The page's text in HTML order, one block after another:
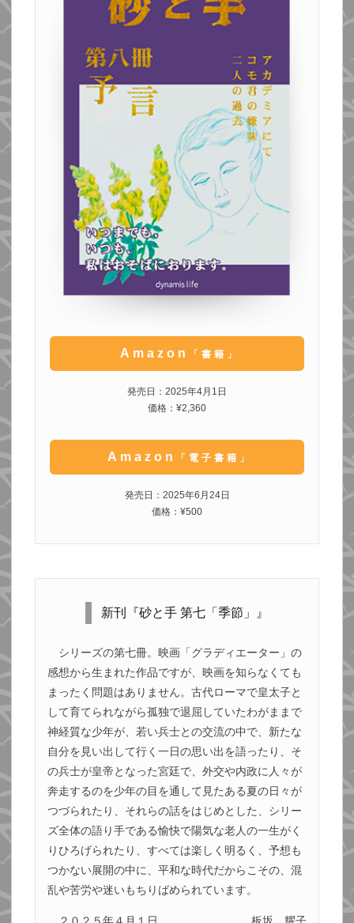
Amazon 「書籍」
発売日：2025年4月1日
価格：¥2,360
Amazon 「電子書籍」
発売日：2025年6月24日
価格：¥500
新刊『砂と手 第七「季節」』
シリーズの第七冊。映画「グラディエーター」の
感想から生まれた作品ですが、映画を知らなくても
まったく問題はありません。古代ローマで皇太子と
して育てられながら孤独で退屈していたわがままで
神経質な少年が、若い兵士との交流の中で、新たな
自分を見い出して行く一日の思い出を語ったり、そ
の兵士が皇帝となった宮廷で、外交や内政に人々が
奔走するのを少年の目を通して見たある夏の日々が
つづられたり、それらの話をはじめとした、シリー
ズ全体の語り手である愉快で陽気な老人の一生がく
りひろげられたり、すべては楽しく明るく、予想も
つかない展開の中に、平和な時代だからこその、混
乱や苦労や迷いもちりばめられています。